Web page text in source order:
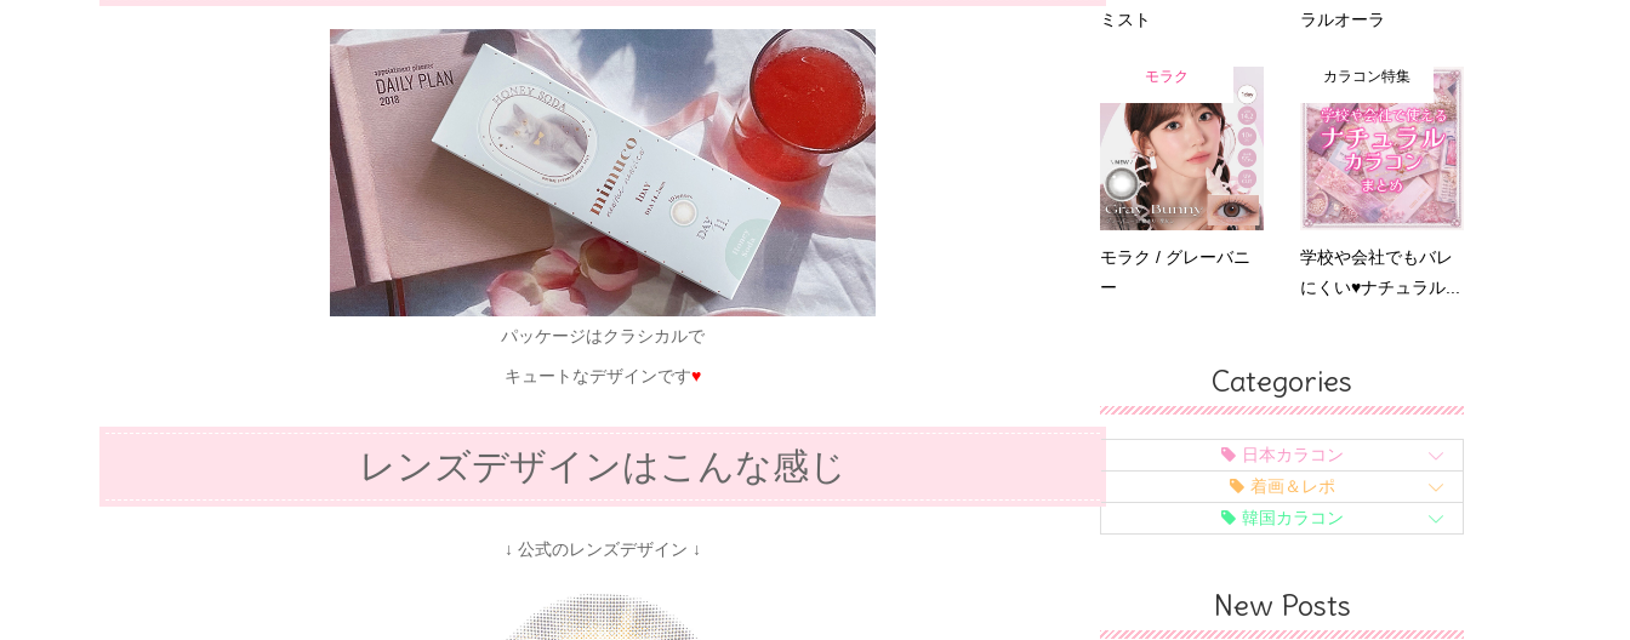
パッケージはクラシカルで
キュートなデザインです♥
レンズデザインはこんな感じ
↓ 公式のレンズデザイン ↓
ミスト
ラルオーラ
モラク
モラク / グレーバニ
ー
カラコン特集
学校や会社でもバレ
にくい♥ナチュラル...
Categories
日本カラコン
着画＆レポ
韓国カラコン
New Posts